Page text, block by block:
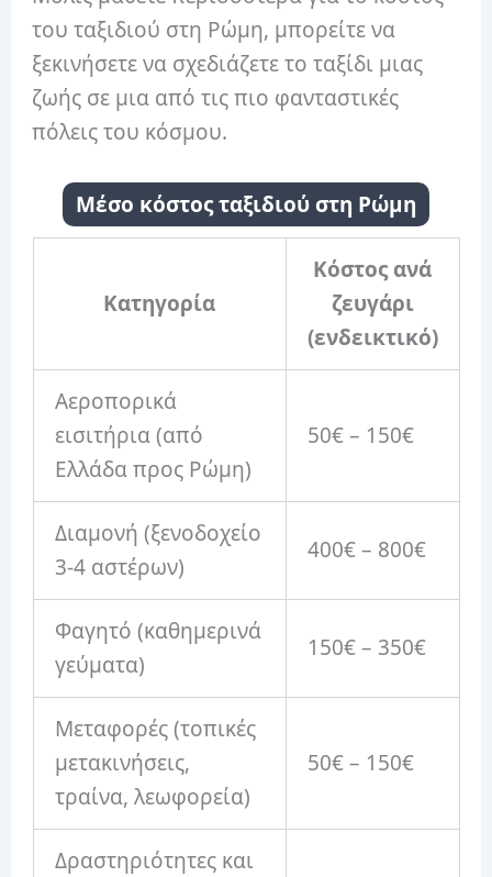
του ταξιδιού στη Ρώμη, μπορείτε να
ξεκινήσετε να σχεδιάζετε το ταξίδι μιας
ζωής σε μια από τις πιο φανταστικές
πόλεις του κόσμου.
Μέσο κόστος ταξιδιού στη Ρώμη
Κατηγορία
Κόστος ανά
ζευγάρι
(ενδεικτικό)
Αεροπορικά
εισιτήρια (από
Ελλάδα προς Ρώμη)
50€ – 150€
Διαμονή (ξενοδοχείο
3-4 αστέρων)
400€ – 800€
Φαγητό (καθημερινά
γεύματα)
150€ – 350€
Μεταφορές (τοπικές
μετακινήσεις,
τραίνα, λεωφορεία)
50€ – 150€
Δραστηριότητες και